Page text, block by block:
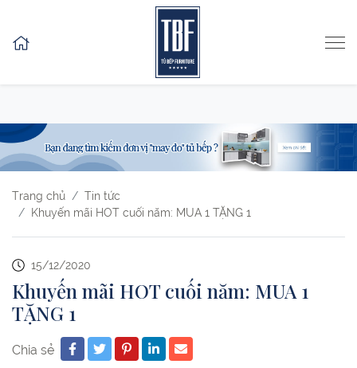
Skip to content
Trang chủ
Tin tức
Khuyến mãi HOT cuối năm: MUA 1 TẶNG 1
15/12/2020
Khuyến mãi HOT cuối năm: MUA 1
TẶNG 1
Chia sẻ